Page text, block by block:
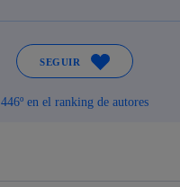
SEGUIR
446º en el ranking de autores